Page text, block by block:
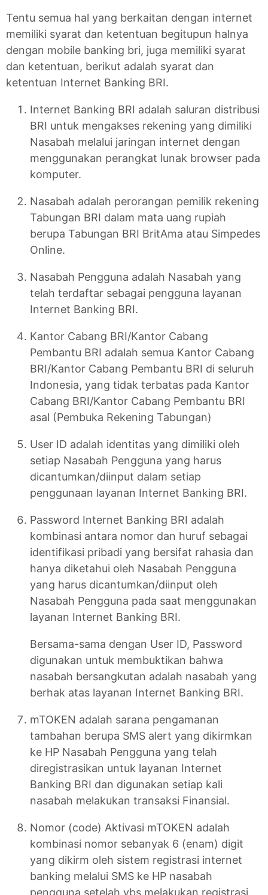
Tentu semua hal yang berkaitan dengan internet
memiliki syarat dan ketentuan begitupun halnya
dengan mobile banking bri, juga memiliki syarat
dan ketentuan, berikut adalah syarat dan
ketentuan Internet Banking BRI.
Internet Banking BRI adalah saluran distribusi
BRI untuk mengakses rekening yang dimiliki
Nasabah melalui jaringan internet dengan
menggunakan perangkat lunak browser pada
komputer.
Nasabah adalah perorangan pemilik rekening
Tabungan BRI dalam mata uang rupiah
berupa Tabungan BRI BritAma atau Simpedes
Online.
Nasabah Pengguna adalah Nasabah yang
telah terdaftar sebagai pengguna layanan
Internet Banking BRI.
Kantor Cabang BRI/Kantor Cabang
Pembantu BRI adalah semua Kantor Cabang
BRI/Kantor Cabang Pembantu BRI di seluruh
Indonesia, yang tidak terbatas pada Kantor
Cabang BRI/Kantor Cabang Pembantu BRI
asal (Pembuka Rekening Tabungan)
User ID adalah identitas yang dimiliki oleh
setiap Nasabah Pengguna yang harus
dicantumkan/diinput dalam setiap
penggunaan layanan Internet Banking BRI.
Password Internet Banking BRI adalah
kombinasi antara nomor dan huruf sebagai
identifikasi pribadi yang bersifat rahasia dan
hanya diketahui oleh Nasabah Pengguna
yang harus dicantumkan/diinput oleh
Nasabah Pengguna pada saat menggunakan
layanan Internet Banking BRI.
Bersama-sama dengan User ID, Password
digunakan untuk membuktikan bahwa
nasabah bersangkutan adalah nasabah yang
berhak atas layanan Internet Banking BRI.
mTOKEN adalah sarana pengamanan
tambahan berupa SMS alert yang dikirmkan
ke HP Nasabah Pengguna yang telah
diregistrasikan untuk layanan Internet
Banking BRI dan digunakan setiap kali
nasabah melakukan transaksi Finansial.
Nomor (code) Aktivasi mTOKEN adalah
kombinasi nomor sebanyak 6 (enam) digit
yang dikirm oleh sistem registrasi internet
banking melalui SMS ke HP nasabah
pengguna setelah ybs melakukan registrasi